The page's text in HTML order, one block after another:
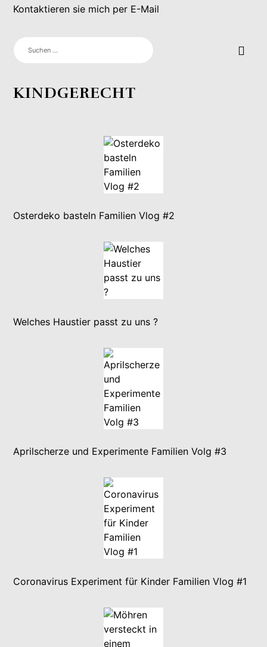
Kontaktieren sie mich per E-Mail
SUCHEN
NACH:
KINDGERECHT
Osterdeko basteln Familien Vlog #2
Welches Haustier passt zu uns ?
Aprilscherze und Experimente Familien Volg #3
Coronavirus Experiment für Kinder Familien Vlog #1